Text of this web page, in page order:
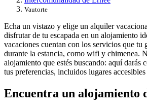
Vautorte
Echa un vistazo y elige un alquiler
disfrutar de tu escapada en un alojamiento
vacaciones cuentan con los servicios que tu
durante la estancia, como wifi y chimenea.
alojamiento que estés buscando: aquí darás
tus preferencias, incluidos lugares
Encuentra un alojamiento